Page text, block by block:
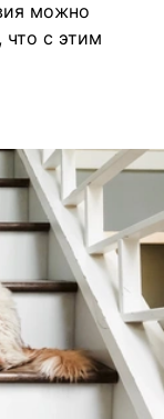
можно
что с этим